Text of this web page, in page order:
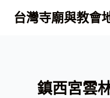
跳
至
台灣寺廟與教會
鎮西宮雲